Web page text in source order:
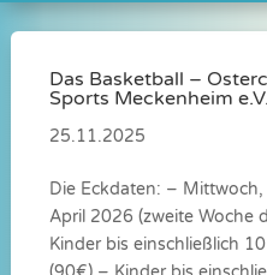
Das Basketball –
Sports Meckenheim e.V.
25.11.2025
Die Eckdaten: –
April 2026 (zweite Woche
Kinder bis einschließlich